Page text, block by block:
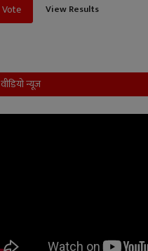
Vote View Results
वीडियो न्यूज